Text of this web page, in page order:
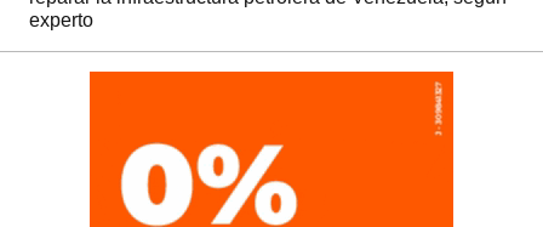
experto